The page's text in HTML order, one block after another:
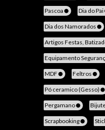
Pascoa Dia do Pai
Dia dos Namorados
Artigos Festas,
Equipamento
MDF Feltros
Pó ceramico (Gesso)
Pergamano
Scrapbooking